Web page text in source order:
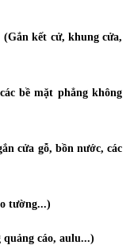
(Gắn kết cử, khung cửa,
bề mặt phẳng không
cửa gỗ, bồn nước, các
tường...)
quảng cáo, aulu...)